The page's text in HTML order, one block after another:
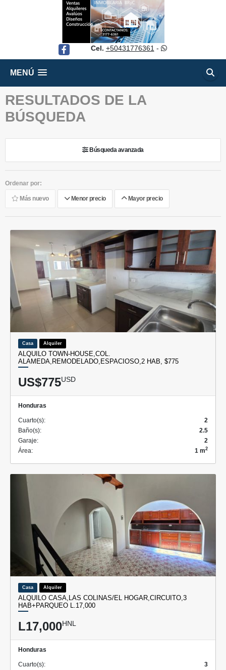
Facebook Cel. +50431776361 -
MENÚ
RESULTADOS DE LA
BÚSQUEDA
Búsqueda avanzada
Ordenar por:
Más nuevo Menor precio Mayor precio
Casa Alquiler
ALQUILO TOWN-HOUSE,COL.
ALAMEDA,REMODELADO,ESPACIOSO,2 HAB, $775
US$775USD
Honduras
Cuarto(s):
2
Baño(s):
2.5
Garaje:
2
Área:
1 m2
Casa Alquiler
ALQUILO CASA,LAS COLINAS/EL HOGAR,CIRCUITO,3
HAB+PARQUEO L.17,000
L17,000HNL
Honduras
Cuarto(s):
3